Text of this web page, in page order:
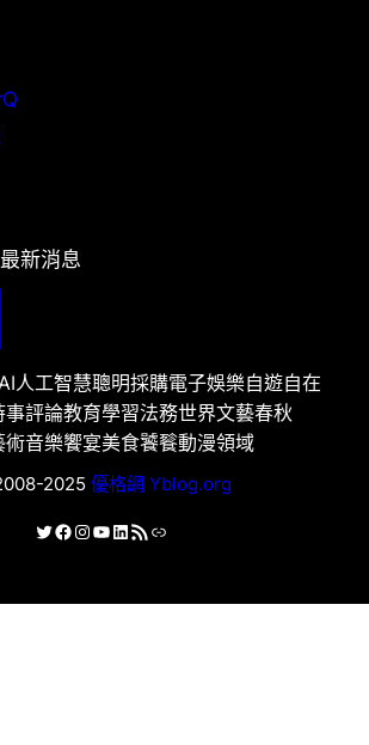
新消息
AI人工智慧聰明採購電子娛樂自遊自在
事評論教育學習法務世界文藝春秋
術音樂饗宴美食饕餮動漫領域
2025 優格網 Yblog.org
X Facebook
Instagram
YouTube
LinkedIn
RSS 資訊提供連結